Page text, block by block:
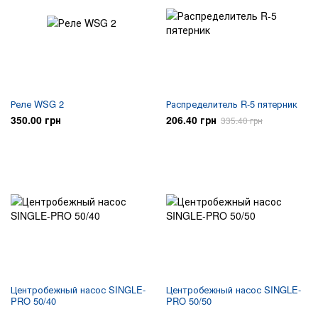
Реле WSG 2
350.00 грн
Распределитель R-5 пятерник
206.40 грн 335.40 грн
Центробежный насос SINGLE-
PRO 50/40
Центробежный насос SINGLE-
PRO 50/50